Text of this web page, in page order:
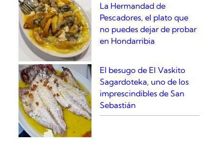
La Hermandad de
Pescadores, el plato que
no puedes dejar de probar
en Hondarribia
El besugo de El Vaskito
Sagardoteka, uno de los
imprescindibles de San
Sebastián